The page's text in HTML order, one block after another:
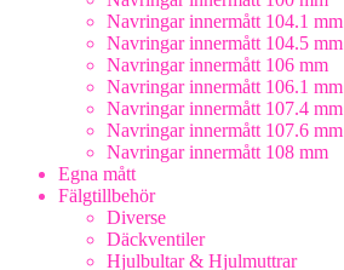
Navringar innermått 104.1 mm
Navringar innermått 104.5 mm
Navringar innermått 106 mm
Navringar innermått 106.1 mm
Navringar innermått 107.4 mm
Navringar innermått 107.6 mm
Navringar innermått 108 mm
Egna mått
Fälgtillbehör
Diverse
Däckventiler
Hjulbultar & Hjulmuttrar